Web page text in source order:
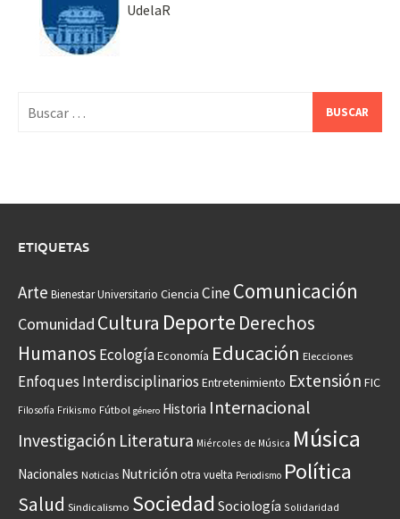
UdelaR
ETIQUETAS
Arte Bienestar Universitario Ciencia CineComunicación
Comunidad Cultura Deporte Derechos
Humanos EcologíaEconomía Educación Elecciones
Enfoques Interdisciplinarios Entretenimiento Extensión FIC
Filosofía Frikismo Fútbol género Historia Internacional
Investigación Literatura Miércoles de Música Música
Nacionales Noticias Nutrición otra vuelta Periodismo Política
Salud Sindicalismo Sociedad Sociología Solidaridad